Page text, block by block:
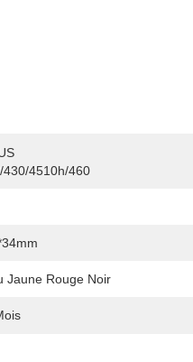
4510h/460
Jaune Rouge Noir